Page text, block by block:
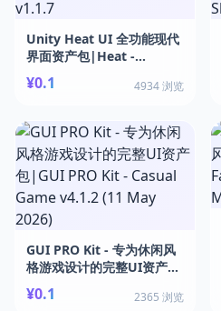
Unity Heat UI 全功能现代
界面资产包|Heat -
Complete Modern UI
v1.1.7
¥0.1 4934 浏览
GUI PRO Kit - 专为休闲风
格游戏设计的完整UI资产
包|GUI PRO Kit - Casual
Game v4.1.2 (11 May
¥0.1 2365 浏览